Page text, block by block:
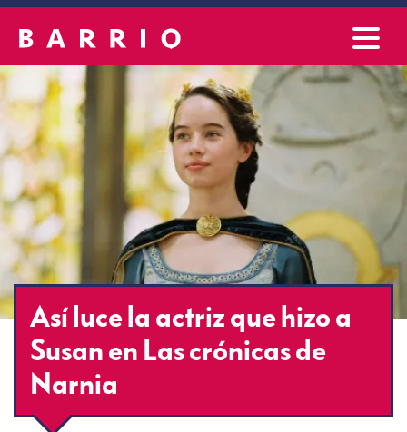
Así luce la actriz que hizo a
Susan en Las crónicas de
Narnia